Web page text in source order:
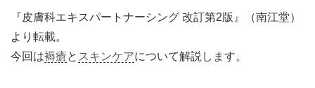
『皮膚科エキスパートナーシング 改訂第2版』（南江堂）
より転載。
今回は褥瘡と スキンケアについて解説します。